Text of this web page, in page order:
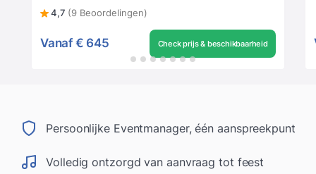
4,7 (9 Beoordelingen)
Vanaf € 645 Check prijs & beschikbaarheid
Persoonlijke Eventmanager, één aanspreekpunt
Volledig ontzorgd van aanvraag tot feest